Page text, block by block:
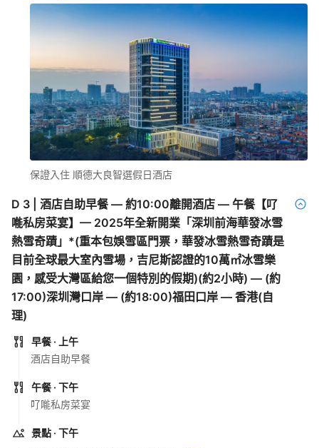
保證入住 順德大良智選假日酒店
D 3
酒店自助早餐 — 約10:00離開酒店 — 午餐【𠮩
𠹌私房菜宴】— 2025年全新開業「深圳前海華發冰雪
熱雪奇蹟」*(重本包娛雪區門票，華發冰雪熱雪奇蹟是
目前全球最大室內雪場，吉尼斯認證的10萬㎡冰雪樂
園，感受大灣區給您一個特別的假期)(約2小時) — (約
17:00)深圳灣口岸 — (約18:00)福田口岸 — 香港(自
理)
早餐 · 上午
酒店自助早餐
午餐 · 下午
𠮩𠹌私房菜宴
景點 · 下午